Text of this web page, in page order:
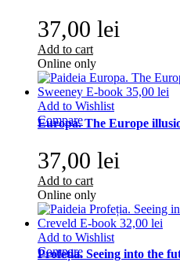
37,00 lei
Add to cart
Online only
Add to Wishlist
Compare
Europa. The Europe
37,00 lei
Add to cart
Online only
Add to Wishlist
Compare
Profeția. Seeing into the